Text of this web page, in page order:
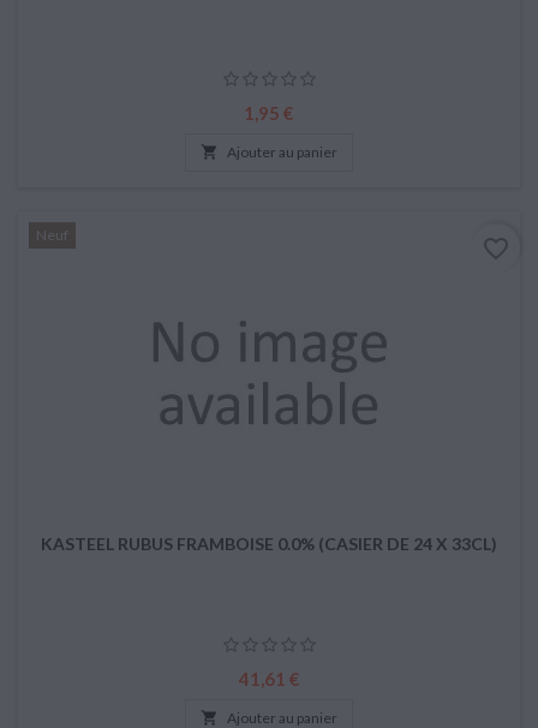
Prix
1,95 €
 Ajouter au panier
Neuf
KASTEEL RUBUS FRAMBOISE 0.0% (CASIER DE 24 X 33CL)
Prix
41,61 €
 Ajouter au panier
favorite_border